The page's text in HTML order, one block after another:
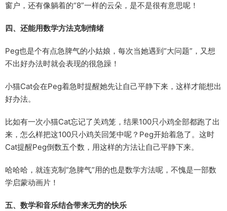
窗户，还有像躺着的“8”一样的云朵，是不是很有意思呢！
四、还能用数学方法克制情绪
Peg也是个有点急脾气的小姑娘，每次当她遇到“大问题”，又想
不出好办法时就会表现的很急躁！
小猫Cat会在Peg着急时提醒她先让自己平静下来，这样才能想出
好办法。
比如有一次小猫Cat忘记了关鸡笼，结果100只小鸡全部都跑了出
来，怎么样把这100只小鸡关回笼中呢？Peg开始着急了。这时
Cat提醒Peg倒数五个数，用这样的方法让自己平静下来。
哈哈哈，就连克制“急脾气”用的也是数学方法呢，不愧是一部数
学启蒙动画片！
五、数学和音乐结合带来无穷的快乐